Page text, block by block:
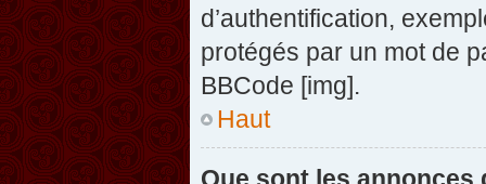
d’authentification,
protégés par un mot de
BBCode [img].
Haut
Que sont les annonces